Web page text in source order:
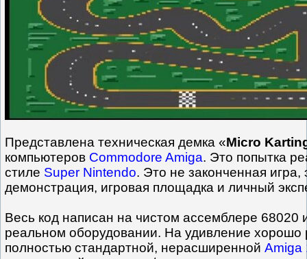
Представлена техническая демка «Micro
компьютеров Commodore Amiga. Это попытка
стиле Super Nintendo. Это не законченная игра,
демонстрация, игровая площадка и личный
Весь код написан на чистом ассемблере 68020
реальном оборудовании. На удивление хорошо
полностью стандартной, нерасширенной Amiga